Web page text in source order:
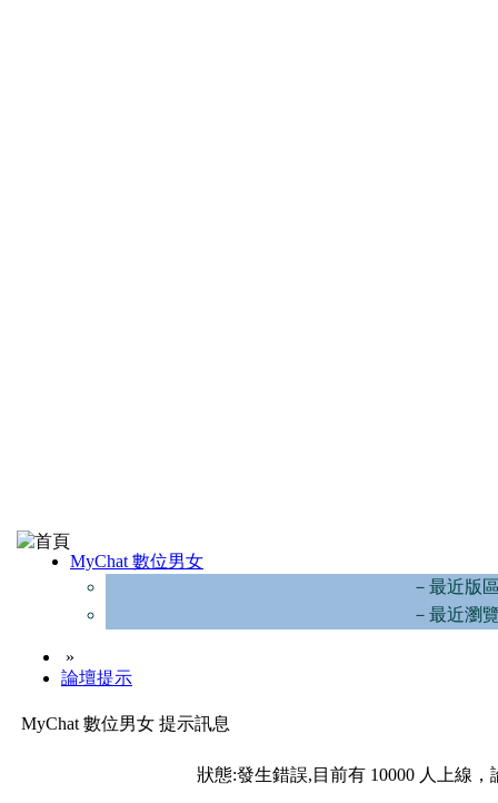
MyChat 數位男女
－最近版
－最近瀏
»
論壇提示
MyChat 數位男女 提示訊息
狀態:發生錯誤,目前有 10000 人上線